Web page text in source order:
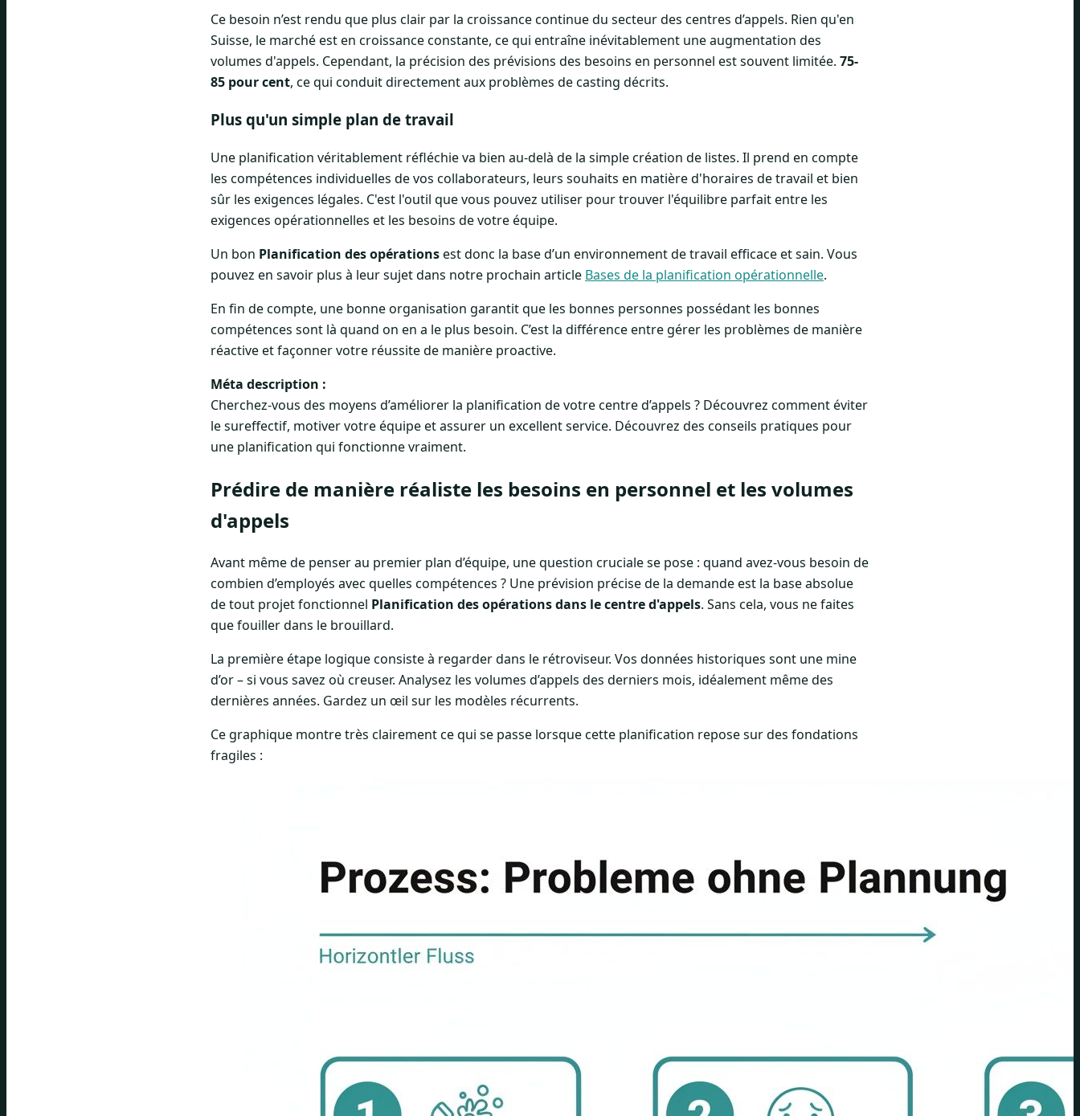
Ce besoin n’est rendu que plus clair par la croissance continue du secteur des centres d’appels. Rien qu'en
Suisse, le marché est en croissance constante, ce qui entraîne inévitablement une augmentation des
volumes d'appels. Cependant, la précision des prévisions des besoins en personnel est souvent limitée. 75-
85 pour cent, ce qui conduit directement aux problèmes de casting décrits.
Plus qu'un simple plan de travail
Une planification véritablement réfléchie va bien au-delà de la simple création de listes. Il prend en compte
les compétences individuelles de vos collaborateurs, leurs souhaits en matière d'horaires de travail et bien
sûr les exigences légales. C'est l'outil que vous pouvez utiliser pour trouver l'équilibre parfait entre les
exigences opérationnelles et les besoins de votre équipe.
Un bon Planification des opérationsest donc la base d’un environnement de travail efficace et sain. Vous
pouvez en savoir plus à leur sujet dans notre prochain article Bases de la planification opérationnelle.
En fin de compte, une bonne organisation garantit que les bonnes personnes possédant les bonnes
compétences sont là quand on en a le plus besoin. C’est la différence entre gérer les problèmes de manière
réactive et façonner votre réussite de manière proactive.
Méta description :
Cherchez-vous des moyens d’améliorer la planification de votre centre d’appels ? Découvrez comment éviter
le sureffectif, motiver votre équipe et assurer un excellent service. Découvrez des conseils pratiques pour
une planification qui fonctionne vraiment.
Prédire de manière réaliste les besoins en personnel et les volumes
d'appels
Avant même de penser au premier plan d’équipe, une question cruciale se pose : quand avez-vous besoin de
combien d’employés avec quelles compétences ? Une prévision précise de la demande est la base absolue
de tout projet fonctionnel Planification des opérations dans le centre d'appels. Sans cela, vous ne faites
que fouiller dans le brouillard.
La première étape logique consiste à regarder dans le rétroviseur. Vos données historiques sont une mine
d’or – si vous savez où creuser. Analysez les volumes d’appels des derniers mois, idéalement même des
dernières années. Gardez un œil sur les modèles récurrents.
Ce graphique montre très clairement ce qui se passe lorsque cette planification repose sur des fondations
fragiles :